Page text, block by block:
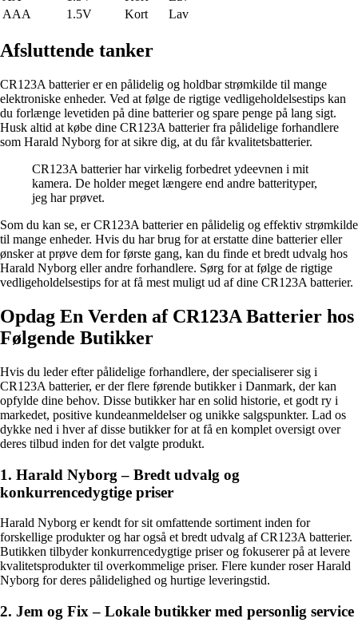
AAA
1.5V Kort Lav
Afsluttende tanker
CR123A batterier er en pålidelig og holdbar strømkilde til mange
elektroniske enheder. Ved at følge de rigtige vedligeholdelsestips kan
du forlænge levetiden på dine batterier og spare penge på lang sigt.
Husk altid at købe dine CR123A batterier fra pålidelige forhandlere
som Harald Nyborg for at sikre dig, at du får kvalitetsbatterier.
CR123A batterier har virkelig forbedret ydeevnen i mit
kamera. De holder meget længere end andre batterityper,
jeg har prøvet.
Som du kan se, er CR123A batterier en pålidelig og effektiv strømkilde
til mange enheder. Hvis du har brug for at erstatte dine batterier eller
ønsker at prøve dem for første gang, kan du finde et bredt udvalg hos
Harald Nyborg eller andre forhandlere. Sørg for at følge de rigtige
vedligeholdelsestips for at få mest muligt ud af dine CR123A batterier.
Opdag En Verden af CR123A Batterier hos
Følgende Butikker
Hvis du leder efter pålidelige forhandlere, der specialiserer sig i
CR123A batterier, er der flere førende butikker i Danmark, der kan
opfylde dine behov. Disse butikker har en solid historie, et godt ry i
markedet, positive kundeanmeldelser og unikke salgspunkter. Lad os
dykke ned i hver af disse butikker for at få en komplet oversigt over
deres tilbud inden for det valgte produkt.
1. Harald Nyborg – Bredt udvalg og
konkurrencedygtige priser
Harald Nyborg er kendt for sit omfattende sortiment inden for
forskellige produkter og har også et bredt udvalg af CR123A batterier.
Butikken tilbyder konkurrencedygtige priser og fokuserer på at levere
kvalitetsprodukter til overkommelige priser. Flere kunder roser Harald
Nyborg for deres pålidelighed og hurtige leveringstid.
2. Jem og Fix – Lokale butikker med personlig service